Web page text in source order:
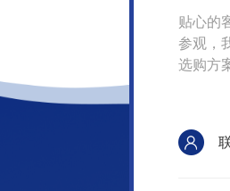
贴心的
参观，
选购方